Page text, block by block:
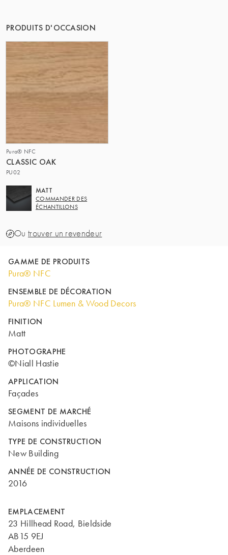
PRODUITS D'OCCASION
Pura® NFC
CLASSIC OAK
PU02
MATT
COMMANDER DES
ÉCHANTILLONS
Ou trouver un revendeur
GAMME DE PRODUITS
Pura® NFC
ENSEMBLE DE DÉCORATION
Pura® NFC Lumen & Wood Decors
FINITION
Matt
PHOTOGRAPHE
©Niall Hastie
APPLICATION
Façades
SEGMENT DE MARCHÉ
Maisons individuelles
TYPE DE CONSTRUCTION
New Building
ANNÉE DE CONSTRUCTION
2016
EMPLACEMENT
23 Hillhead Road, Bieldside
AB15 9EJ
Aberdeen